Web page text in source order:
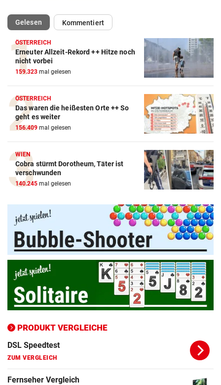
Gelesen(ausgewählt)Kommentiert
ÖSTERREICH
Erneuter Allzeit-Rekord ++ Hitze noch
nicht vorbei
159.323 mal gelesen
ÖSTERREICH
Das waren die heißesten Orte ++ So
geht es weiter
156.409 mal gelesen
WIEN
Cobra stürmt Dorotheum, Täter ist
verschwunden
140.245 mal gelesen
PRODUKT VERGLEICHE
Amazon-Kindle Vergleich
ZUM VERGLEICH
Apple-iPad Vergleich
ZUM VERGLEICH
Apple-iPhone Vergleich
ZUM VERGLEICH
Apple Macbook Vergleich
ZUM VERGLEICH
Bluetooth Lautsprecher Vergleich
ZUM VERGLEICH
DSL Speedtest
ZUM VERGLEICH
Fernseher Vergleich